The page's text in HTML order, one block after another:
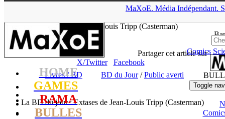
MaXoE. Média Indépendant.
HOME
GAMES
RAMA
BULLES
Comics
Toggle
Extases de Jean-Louis Tripp (Casterman)
Partager cet article sur
X/Twitter
Facebook
Livres / BD
BD du Jour/Public averti
La BD du jour : Extases de Jean-Louis Tripp (Casterman)